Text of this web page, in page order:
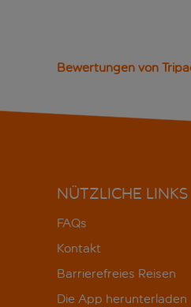
Bewertungen von
NÜTZLICHE LINKS
FAQs
Kontakt
Barrierefreies Reisen
Die App herunterladen